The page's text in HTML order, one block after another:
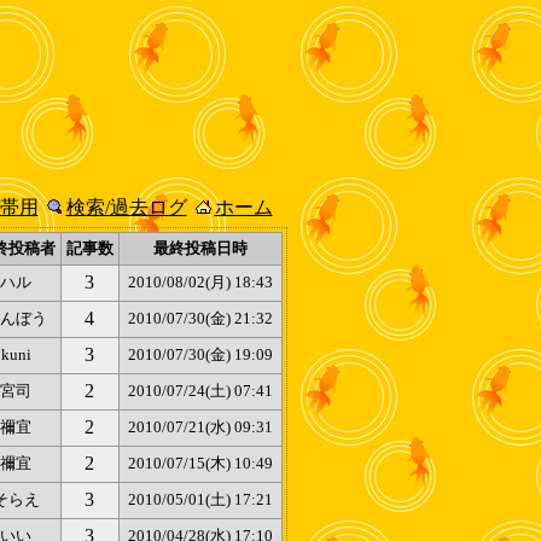
用 検索/過去ログ ホーム
投稿者 記事数
最終投稿日時
ハル
3
2010/08/02(月) 18:43
ぼう
4
2010/07/30(金) 21:32
kuni
3
2010/07/30(金) 19:09
宮司
2
2010/07/24(土) 07:41
禰宜
2
2010/07/21(水) 09:31
禰宜
2
2010/07/15(木) 10:49
らえ
3
2010/05/01(土) 17:21
いい
3 2010/04/28(水) 17:10